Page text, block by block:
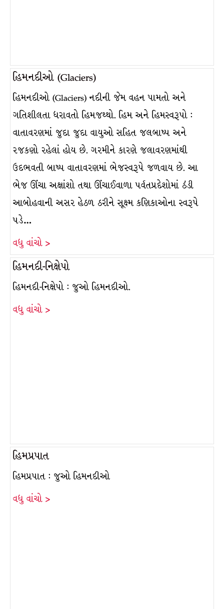
હિમનદીઓ (Glaciers)
હિમનદીઓ (Glaciers) નદીની જેમ વહન પામતો અને
ગતિશીલતા ધરાવતો હિમજથ્થો. હિમ અને હિમસ્વરૂપો :
વાતાવરણમાં જુદા જુદા વાયુઓ સહિત જલબાષ્પ અને
રજકણો રહેલાં હોય છે. ગરમીને કારણે જલાવરણમાંથી
ઉદભવતી બાષ્પ વાતાવરણમાં ભેજસ્વરૂપે જળવાય છે. આ
ભેજ ઊંચા અક્ષાંશો તથા ઊંચાઈવાળા પર્વતપ્રદેશોમાં ઠંડી
આબોહવાની અસર હેઠળ ઠરીને સૂક્ષ્મ કણિકાઓના સ્વરૂપે
પડે…
વધુ વાંચો >
હિમનદી-નિક્ષેપો
હિમનદી-નિક્ષેપો : જુઓ હિમનદીઓ.
વધુ વાંચો >
હિમપ્રપાત
હિમપ્રપાત : જુઓ હિમનદીઓ
વધુ વાંચો >